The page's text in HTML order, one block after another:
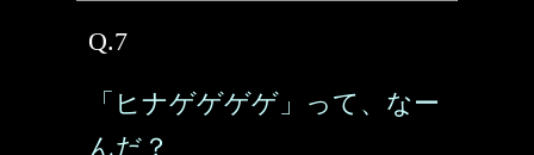
Q.7
「ヒナゲゲゲゲ」って、なー
んだ？